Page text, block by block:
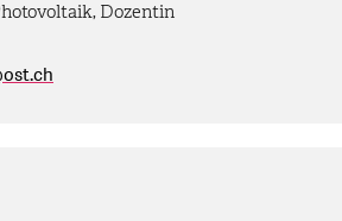
Dozentin
ost.ch